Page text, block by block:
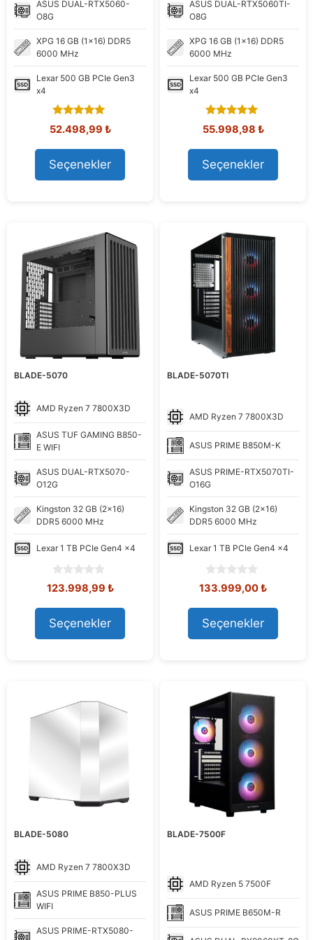
ASUS DUAL-RTX5060-
O8G
XPG 16 GB (1x16) DDR5
6000 MHz
Lexar 500 GB PCIe Gen3
x4
5.00
out of 5
Orijinal
62.554,94 ₺.
52.498,99 ₺Şu
Seçenekler
ASUS DUAL-RTX5060TI-
O8G
XPG 16 GB (1x16) DDR5
6000 MHz
Lexar 500 GB PCIe Gen3
x4
5.00
out of 5
Orijinal
68.062,33 ₺.
55.998,98 ₺Şu
Seçenekler
BLADE-5070
AMD Ryzen 7 7800X3D
ASUS TUF GAMING B850-
E WIFI
ASUS DUAL-RTX5070-
O12G
Kingston 32 GB (2x16)
DDR5 6000 MHz
Lexar 1 TB PCIe Gen4 x4
0
o
u
t
o
f
Orijinal
139.500,17 ₺.
123.998,99 ₺Şu
Seçenekler
BLADE-5070TI
AMD Ryzen 7 7800X3D
ASUS PRIME B850M-K
ASUS PRIME-RTX5070TI-
O16G
Kingston 32 GB (2x16)
DDR5 6000 MHz
Lexar 1 TB PCIe Gen4 x4
0
o
u
t
o
f
Orijinal
151.294,95 ₺.
133.999,00₺Şu
Seçenekler
BLADE-5080
AMD Ryzen 7 7800X3D
ASUS PRIME B850-PLUS
WIFI
ASUS PRIME-RTX5080-
BLADE-7500F
AMD Ryzen 5 7500F
ASUS PRIME B650M-R